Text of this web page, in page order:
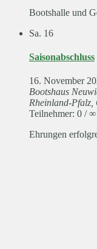
Bootshalle und
Sa. 16
Saisonabschluss
16. November
Bootshaus
Rheinland-Pfalz,
Teilnehmer: 0 / ∞
Ehrungen